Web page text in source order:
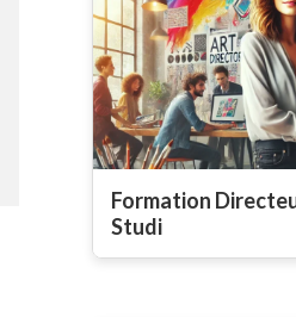
Formation
Studi